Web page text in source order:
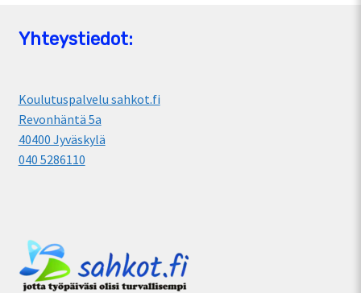
Yhteystiedot:
Koulutuspalvelu sahkot.fi
Revonhäntä 5a
40400 Jyväskylä
040 5286110